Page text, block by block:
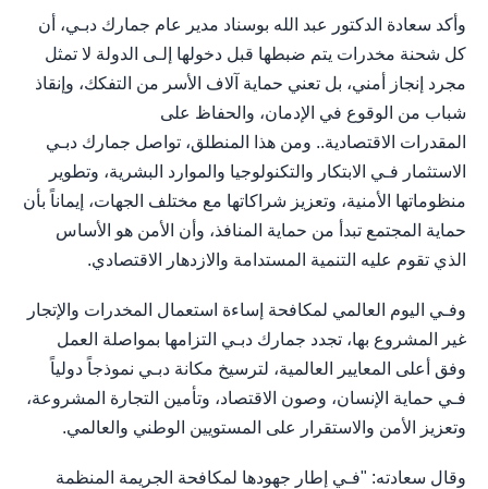
وأكد سعادة الدكتور عبد الله بوسناد مدير عام جمارك دبـي، أن
كل شحنة مخدرات يتم ضبطها قبل دخولها إلـى الدولة لا تمثل
مجرد إنجاز أمني، بل تعني حماية آلاف الأسر من التفكك، وإنقاذ
شباب من الوقوع في الإدمان، والحفاظ على
المقدرات الاقتصادية.. ومن هذا المنطلق، تواصل جمارك دبـي
الاستثمار فـي الابتكار والتكنولوجيا والموارد البشرية، وتطوير
منظوماتها الأمنية، وتعزيز شراكاتها مع مختلف الجهات، إيماناً بأن
حماية المجتمع تبدأ من حماية المنافذ، وأن الأمن هو الأساس
الذي تقوم عليه التنمية المستدامة والازدهار الاقتصادي.
وفـي اليوم العالمي لمكافحة إساءة استعمال المخدرات والإتجار
غير المشروع بها، تجدد جمارك دبـي التزامها بمواصلة العمل
وفق أعلى المعايير العالمية، لترسيخ مكانة دبـي نموذجاً دولياً
فـي حماية الإنسان، وصون الاقتصاد، وتأمين التجارة المشروعة،
وتعزيز الأمن والاستقرار على المستويين الوطني والعالمي.
وقال سعادته: "فـي إطار جهودها لمكافحة الجريمة المنظمة